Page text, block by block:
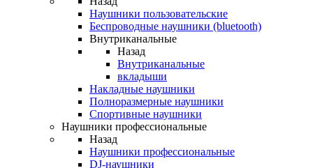
Наушники пользовательские
Беспроводные наушники (bluetooth)
Внутриканальные
Назад
Внутриканальные
вкладыши
Накладные наушники
Полноразмерные наушники
Спортивные наушники
Наушники профессиональные
Назад
Наушники профессиональные
DJ-наушники